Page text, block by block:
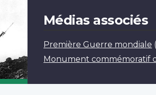
Médias associés
Première Guerre mondiale
Monument commémoratif